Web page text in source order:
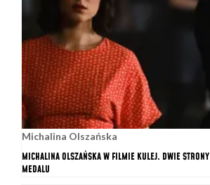
Michalina Olszańska
MICHALINA OLSZAŃSKA W FILMIE KULEJ. DWIE STRONY
MEDALU